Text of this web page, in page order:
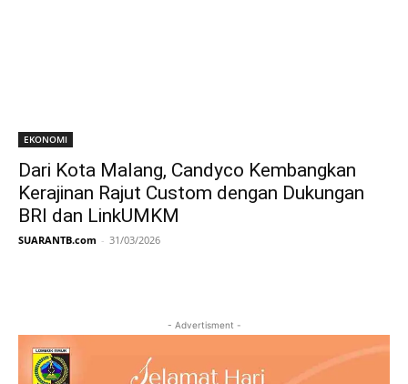
EKONOMI
Dari Kota Malang, Candyco Kembangkan
Kerajinan Rajut Custom dengan Dukungan
BRI dan LinkUMKM
SUARANTB.com - 31/03/2026
- Advertisment -